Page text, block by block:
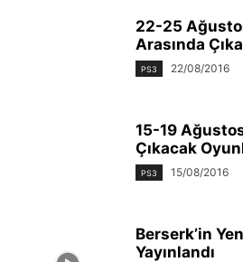
22-25
Arasında
PS3 22/08/2016
15-19
Çıkacak
PS3 15/08/2016
Berserk’in
Yayınlandı